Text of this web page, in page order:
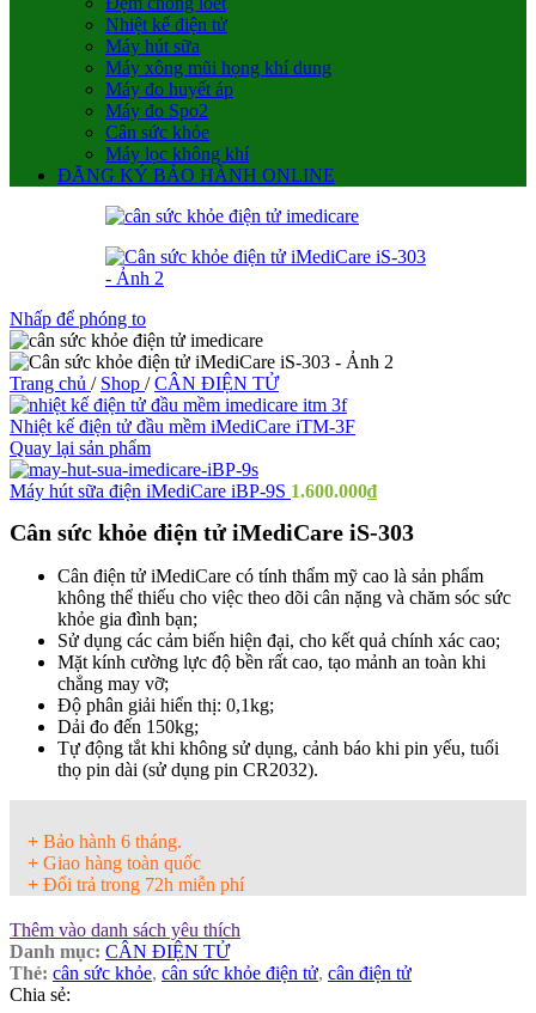
Nhiệt kế điện tử
Máy hút sữa
Máy xông mũi họng khí dung
Máy đo huyết áp
Máy đo Spo2
Cân sức khỏe
Máy lọc không khí
ĐĂNG KÝ BẢO HÀNH ONLINE
Nhấp để phóng to
Trang chủ / Shop / CÂN ĐIỆN TỬ
Nhiệt kế điện tử đầu mềm iMediCare iTM-3F
Quay lại sản phẩm
Máy hút sữa điện iMediCare iBP-9S 1.600.000₫
Cân sức khỏe điện tử iMediCare iS-303
Cân điện tử iMediCare có tính thẩm mỹ cao là sản phẩm
không thể thiếu cho việc theo dõi cân nặng và chăm sóc sức
khỏe gia đình bạn;
Sử dụng các cảm biến hiện đại, cho kết quả chính xác cao;
Mặt kính cường lực độ bền rất cao, tạo mảnh an toàn khi
chẳng may vỡ;
Độ phân giải hiển thị: 0,1kg;
Dải đo đến 150kg;
Tự động tắt khi không sử dụng, cảnh báo khi pin yếu, tuổi
thọ pin dài (sử dụng pin CR2032).
+ Bảo hành 6 tháng.
+ Giao hàng toàn quốc
+ Đổi trả trong 72h miễn phí
Thêm vào danh sách yêu thích
Danh mục: CÂN ĐIỆN TỬ
Thẻ: cân sức khỏe, cân sức khỏe điện tử, cân điện tử
Chia sẻ: